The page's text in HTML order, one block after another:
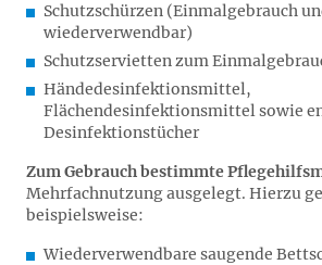
Schutzschürzen (Einmalgebrauch
wiederverwendbar)
Schutzservietten zum
Händedesinfektionsmittel,
Flächendesinfektionsmittel sowie
Desinfektionstücher
Zum Gebrauch bestimmte
Mehrfachnutzung ausgelegt. Hierzu
beispielsweise:
Wiederverwendbare saugende